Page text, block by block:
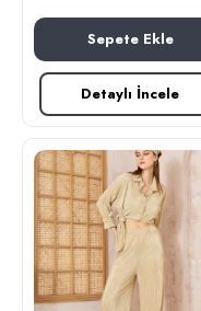
Sepete Ekle
Detaylı İncele